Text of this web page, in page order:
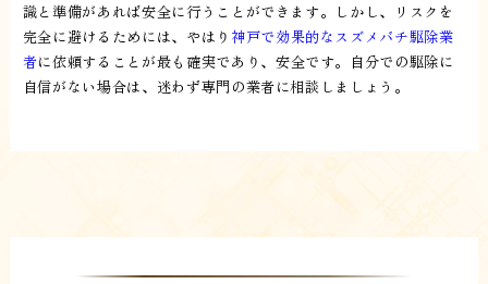
識と準備があれば安全に行うことができます。しかし、リスクを
完全に避けるためには、やはり 神戸で効果的なスズメバチ駆除業
者に依頼することが最も確実であり、安全です。自分での駆除に
自信がない場合は、迷わず専門の業者に相談しましょう。